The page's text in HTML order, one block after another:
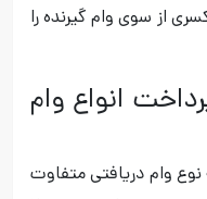
از سوی وام گیرنده را
انواع وام
وام دریافتی متفاوت